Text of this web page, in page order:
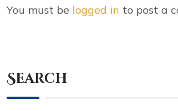
You must be logged in to post a
Search